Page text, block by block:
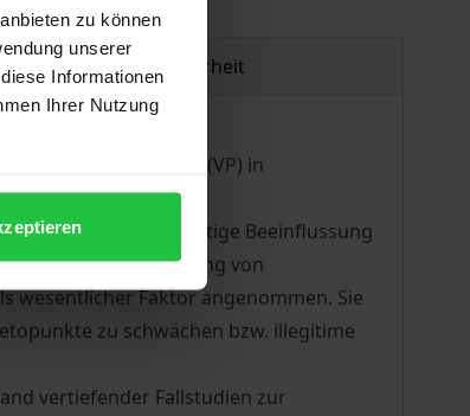
zu können
unserer
Informationen
Ihrer Nutzung
Produktsicherheit
Vetopunkte (VP) in
und deren gegenseitige Beeinflussung
Wirkung von
wesentlicher Faktor angenommen. Sie
zu schwächen bzw. illegitime
vertiefender Fallstudien zur